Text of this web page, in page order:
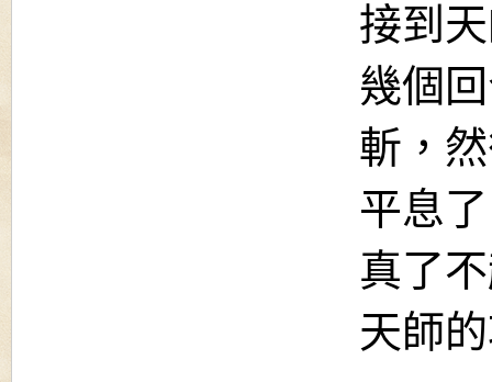
接到
幾個
斬，
平息
真了
天師